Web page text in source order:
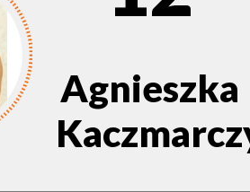
Agnieszka